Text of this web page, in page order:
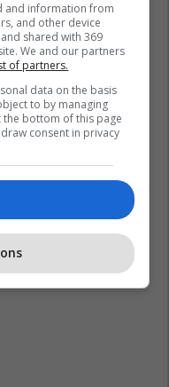
e keqe. Ai ka
më japë rrugën e
Jam e mishit
jepet një e drejtë.
and information from
and other device
shared with 369
We and our partners
of partners.
data on the basis
to by managing
bottom of this page
consent in privacy